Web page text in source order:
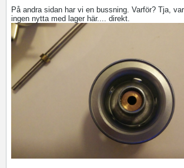
På andra sidan har vi en bussning. Varför? Tja,
ingen nytta med lager här.... direkt.